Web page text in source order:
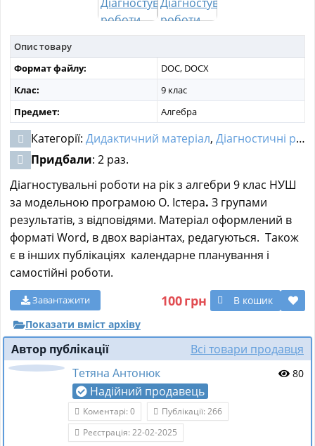
Опис товару
Формат файлу:
DOC, DOCX
Клас:
9 клас
Предмет:
Алгебра
Категорії: Дидактичний матеріал, Діагностичні роботи
Придбали: 2 раз.
Діагностувальні роботи на рік з алгебри 9 клас НУШ
за модельною програмою О. Істера. З групами
результатів, з відповідями. Матеріал оформлений в
форматі Word, в двох варіантах, редагуються. Також
є в інших публікаціях календарне планування і
самостійні роботи.
100грн В кошик
Завантажити
Показати вміст архіву
Автор публікації
Всі товари продавця
Тетяна Антонюк
Надійний продавець
80
Коментарі: 0
Публікації: 266
Реєстрація: 22-02-2025